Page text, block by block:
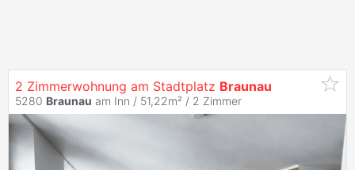
2 Zimmerwohnung am Stadtplatz Braunau
5280 Braunau am Inn / 51,22m² / 2 Zimmer